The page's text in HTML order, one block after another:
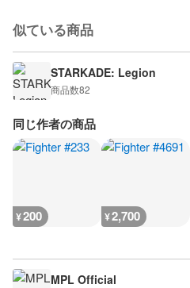
似ている商品
STARKADE: Legion
商品数82
同じ作者の商品
¥200 ¥2,700
MPL Official